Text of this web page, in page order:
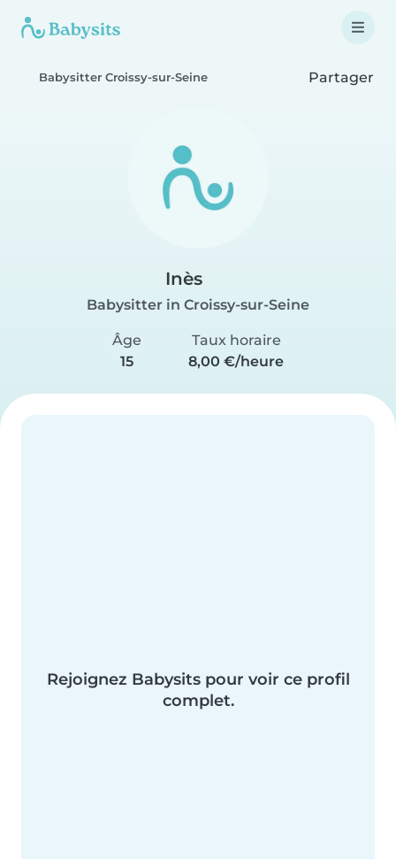
Babysitter Croissy-sur-Seine Partager
Inès
Babysitter in Croissy-sur-Seine
Âge
15
Taux horaire
8,00 €/heure
Rejoignez Babysits pour voir ce profil
complet.